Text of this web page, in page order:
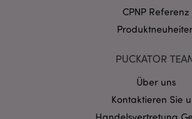
CPNP Referenz
PUCKATOR
Über uns
Kontaktieren Sie
Handelsvertretung
mage-cache-storage-section-
invalidation